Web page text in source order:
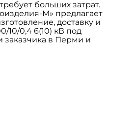
больших затрат.
М» предлагает
доставку и
10/0,4 6(10) кВ под
заказчика в Перми и